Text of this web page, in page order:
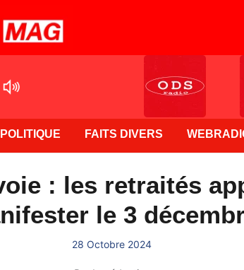
POLITIQUE FAITS DIVERS
: les retraités
le 3
28 Octobre 2024